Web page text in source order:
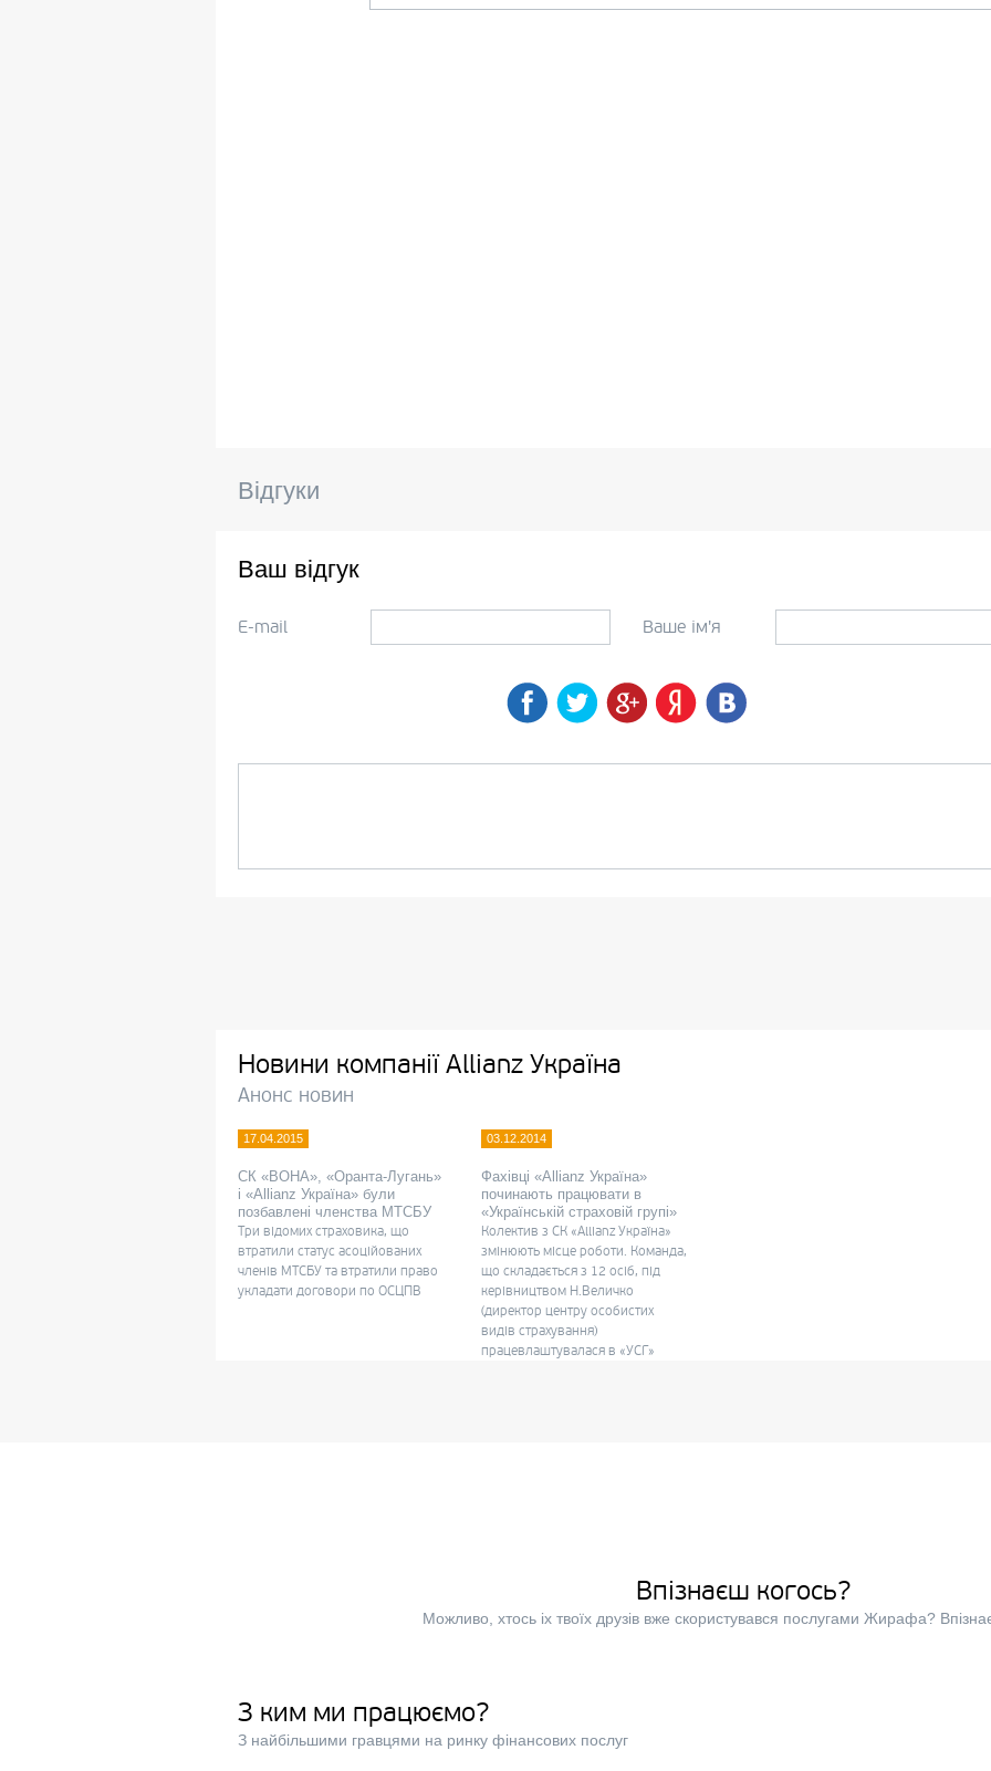
Відгуки
Ваш відгук
E-mail Ваше ім'я
Новини компанії Allianz Україна
Анонс новин
17.04.2015
СК «ВОНА», «Оранта-Лугань»
і «Allianz Україна» були
позбавлені членства МТСБУ
Три відомих страховика, що
втратили статус асоційованих
членів МТСБУ та втратили право
укладати договори по ОСЦПВ
03.12.2014
Фахівці «Allianz Україна»
починають працювати в
«Українській страховій групі»
Колектив з СК «Allianz Україна»
змінюють місце роботи. Команда,
що складається з 12 осіб, під
керівництвом Н.Величко
(директор центру особистих
видів страхування)
працевлаштувалася в «УСГ»
Впізнаєш когось?
Можливо, хтось іх твоїх друзів вже скористувався послугами Жирафа?
З ким ми працюємо?
З найбільшими гравцями на ринку фінансових послуг